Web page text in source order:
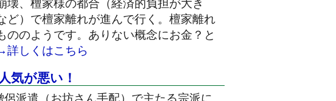
、檀家様の都合（経済的負担が大き
ど）で檀家離れが進んで行く。檀家離れ
のようです。ありない概念にお金？と
詳しくはこちら
気が悪い！
派遣（お坊さん手配）で主たる宗派に